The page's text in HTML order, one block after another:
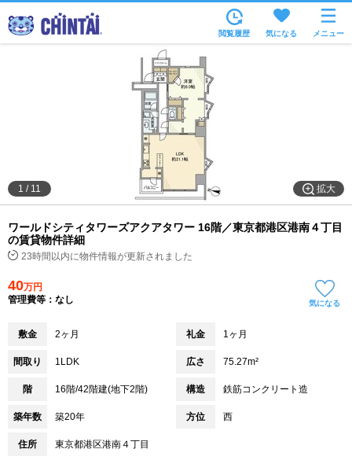
住所から
家賃相場から
通勤通学時間から
物件特集から
不動産会社から
TOP
閲覧履歴 気になる メニュー
拡大
1 / 11
ワールドシティタワーズアクアタワー 16階／東京都港区港南４丁目
の賃貸物件詳細
23時間以内に物件情報が更新されました
40万円
管理費等：なし
気になる
敷金 2ヶ月 礼金 1ヶ月
間取り 1LDK 広さ 75.27m²
階 16階/42階建(地下2階) 構造 鉄筋コンクリート造
築年数 築20年 方位 西
住所 東京都港区港南４丁目